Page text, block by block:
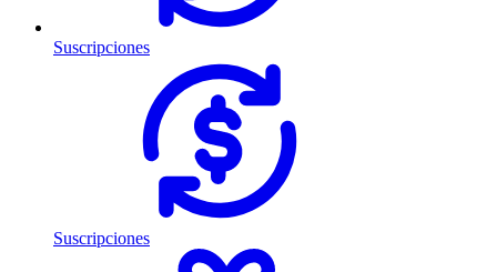
Suscripciones
Suscripciones